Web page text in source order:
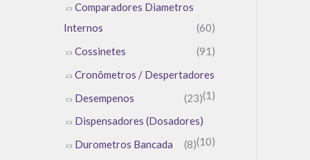
Comparadores Diametros
Internos
(60)
Cossinetes
(91)
Cronômetros / Despertadores
(1)
Desempenos
(23)
Dispensadores (Dosadores)
(10)
Durometros Bancada
(8)